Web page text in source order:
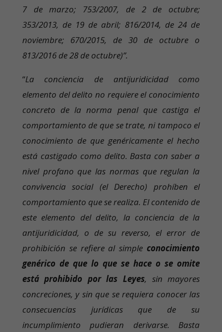
7 de marzo; 753/2007, de 2 de octubre;
353/2013, de 19 de abril; 816/2014, de 24 de
noviembre; 670/2015, de 30 de octubre o
813/2016 de 28 de octubre)”.
“La conciencia de antijuridicidad como
elemento del delito no requiere el conocimiento
concreto de la norma penal que castiga el
comportamiento de que se trate, ni tampoco el
conocimiento de que genéricamente el hecho
está castigado como delito. Basta con saber a
nivel profano que las normas que regulan la
convivencia social (el Derecho) prohíben el
comportamiento que se realiza. El contenido de
este elemento del delito, la conciencia de la
antijuridicidad, o de su reverso, el error de
prohibición se refiere al simple conocimiento
genérico de que lo que se hace o se omite
está prohibido por las Leyes, sin mayores
concreciones, y sin que se requiera conocer las
consecuencias jurídicas que de su
incumplimiento pudieran derivarse. Basta